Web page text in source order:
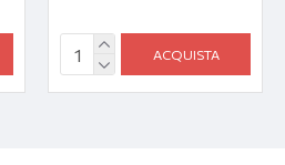
ACQUISTA